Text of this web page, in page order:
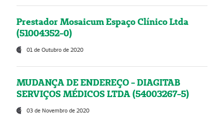
Prestador Mosaicum Espaço Clínico Ltda
(51004352-0)
01 de Outubro de 2020
MUDANÇA DE ENDEREÇO - DIAGITAB
SERVIÇOS MÉDICOS LTDA (54003267-5)
03 de Novembro de 2020